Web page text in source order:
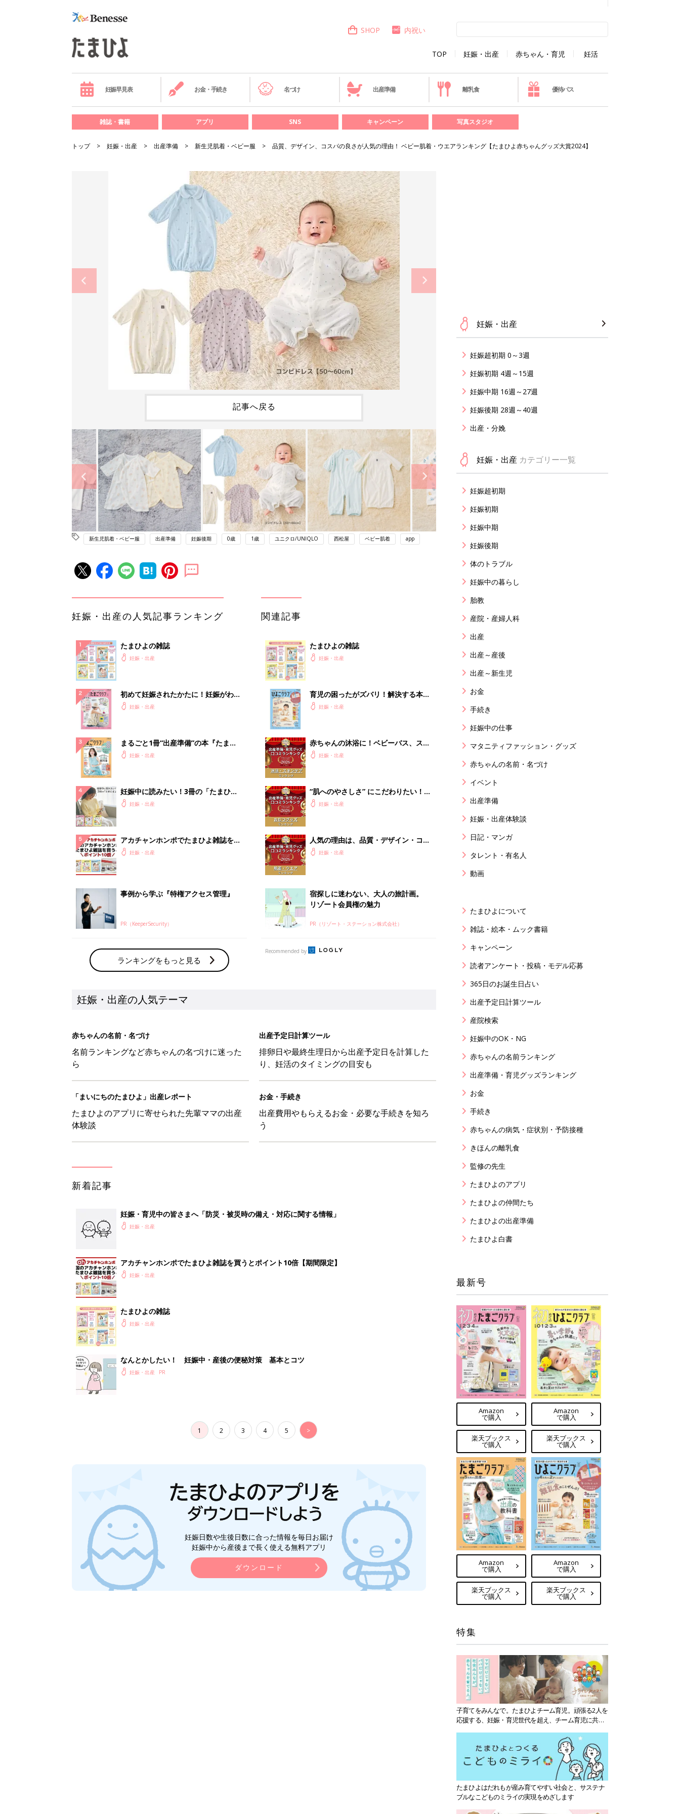
TOP 妊娠・出産 赤ちゃん・育児 妊活
SHOP 内祝い
妊娠早見表 お金・手続き 名づけ 出産準備 離乳食 優待パス
雑誌・書籍 アプリ SNS キャンペーン 写真スタジオ
トップ 妊娠・出産 出産準備 新生児肌着・ベビー服 品質、デザイン、コスパの良さが人気の理由！ ベビー肌着・ウエアランキング【たまひよ赤ちゃんグッズ大賞2024】
記事へ戻る
新生児肌着・ベビー服 出産準備 妊娠後期 0歳 1歳 ユニクロ/UNIQLO 西松屋 ベビー肌着 app
妊娠・出産の人気記事ランキング
たまひよの雑誌
妊娠・出産
初めて妊娠されたかたに！妊娠がわか
ったら最初に読む本『初めてのたまご
妊娠・出産
まるごと1冊“出産準備”の本『たまご
クラブ 夏号』〈スペシャル大特集〉
妊娠・出産
妊娠中に読みたい！3冊の「たまひ
よ」妊娠・出産
アカチャンホンポでたまひよ雑誌を買
うとポイント10倍【期間限定】
妊娠・出産
事例から学ぶ『特権アクセス管理』
PR（KeeperSecurity）
ランキングをもっと見る
関連記事
たまひよの雑誌
妊娠・出産
育児の困ったがズバリ！解決する本
『ひよこクラブ 秋号』 4カ月～2才
妊娠・出産
赤ちゃんの沐浴に！ベビーバス、スキ
ンケアグッズ口コミ人気ランキング
妊娠・出産
“肌へのやさしさ” にこだわりたい！
ママ・パパが選ぶおむつグッズ8選
妊娠・出産
人気の理由は、品質・デザイン・コス
パ！ ベビー肌着・ウエアランキング妊娠・出産
宿探しに迷わない、大人の旅計画。
リゾート会員権の魅力
PR（リゾート・ステーション株式会社）
Recommended by
妊娠・出産の人気テーマ
赤ちゃんの名前・名づけ
名前ランキングなど赤ちゃんの名づけに迷った
ら
出産予定日計算ツール
排卵日や最終生理日から出産予定日を計算した
り、妊活のタイミングの目安も
「まいにちのたまひよ」出産レポート
たまひよのアプリに寄せられた先輩ママの出産
体験談
お金・手続き
出産費用やもらえるお金・必要な手続きを知ろ
う
新着記事
妊娠・育児中の皆さまへ「防災・被災時の備え・対応に関する情報」
妊娠・出産
アカチャンホンポでたまひよ雑誌を買うとポイント10倍【期間限定】
妊娠・出産
たまひよの雑誌
妊娠・出産
なんとかしたい！ 妊娠中・産後の便秘対策 基本とコツ
妊娠・出産
1 2 3 4 5 >
妊娠日数や生後日数に合った情報を毎日お届け
妊娠中から産後まで長く使える無料アプリ
ダウンロード
妊娠・出産
妊娠超初期 0～3週
妊娠初期 4週～15週
妊娠中期 16週～27週
妊娠後期 28週～40週
出産・分娩
妊娠・出産 カテゴリー一覧
妊娠超初期
妊娠初期
妊娠中期
妊娠後期
体のトラブル
妊娠中の暮らし
胎教
産院・産婦人科
出産
出産～産後
出産～新生児
お金
手続き
妊娠中の仕事
マタニティファッション・グッズ
赤ちゃんの名前・名づけ
イベント
出産準備
妊娠・出産体験談
日記・マンガ
タレント・有名人
動画
たまひよについて
雑誌・絵本・ムック書籍
キャンペーン
読者アンケート・投稿・モデル応募
365日のお誕生日占い
出産予定日計算ツール
産院検索
妊娠中のOK・NG
赤ちゃんの名前ランキング
出産準備・育児グッズランキング
お金
手続き
赤ちゃんの病気・症状別・予防接種
きほんの離乳食
監修の先生
たまひよのアプリ
たまひよの仲間たち
たまひよの出産準備
たまひよ白書
最新号
Amazon
で購入
楽天ブックス
で購入
Amazon
で購入
楽天ブックス
で購入
Amazon
で購入
楽天ブックス
で購入
Amazon
で購入
楽天ブックス
で購入
特集
子育てをみんなで。たまひよチーム育児。頑張る2人を
応援する、妊娠・育児世代を超え、チーム育児に共感
たまひよはだれもが産み育てやすい社会と、サステナ
ブルなこどものミライの実現をめざします